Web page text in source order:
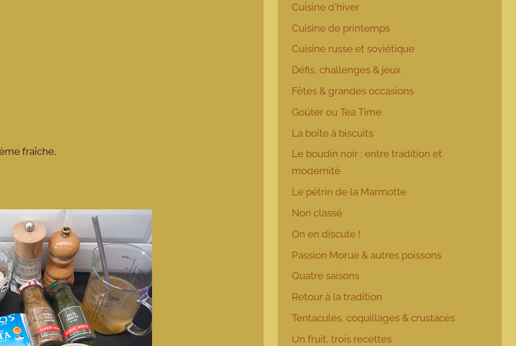
fraîche,
Cuisine d'hiver
Cuisine de printemps
Cuisine russe et soviétique
Défis, challenges & jeux
Fêtes & grandes occasions
Goûter ou Tea Time
La boîte à biscuits
Le boudin noir : entre tradition et
modernité
Le pétrin de la Marmotte
Non classé
On en discute !
Passion Morue & autres poissons
Quatre saisons
Retour à la tradition
Tentacules, coquillages & crustacés
Un fruit, trois recettes